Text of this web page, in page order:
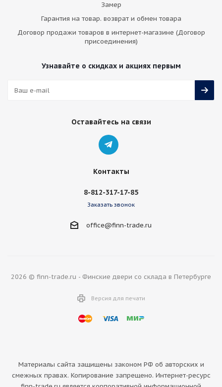
Замер
Гарантия на товар. возврат и обмен товара
Договор продажи товаров в интернет-магазине (Договор
присоединения)
Узнавайте о скидках и акциях первым
Оставайтесь на связи
Контакты
8-812-317-17-85
Заказать звонок
office@finn-trade.ru
2026 © finn-trade.ru - Финские двери со склада в Петербурге
Версия для печати
Материалы сайта защищены законом РФ об авторских и
смежных правах. Копирование запрещено. Интернет-ресурс